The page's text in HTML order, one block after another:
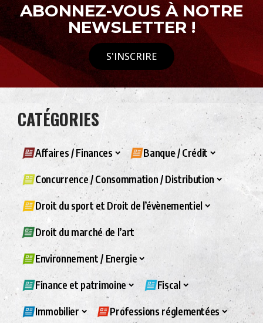
ABONNEZ-VOUS À NOTRE
NEWSLETTER !
S'INSCRIRE
CATÉGORIES
Affaires / Finances Banque / Crédit
Concurrence / Consommation / Distribution
Droit du sport et Droit de l’évènementiel
Droit du marché de l’art
Environnement / Energie
Finance et patrimoine Fiscal
Immobilier Professions réglementées